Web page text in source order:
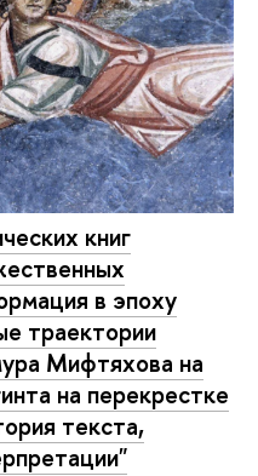
книг
в эпоху
траектории
Мифтяхова на
на перекрестке
текста,